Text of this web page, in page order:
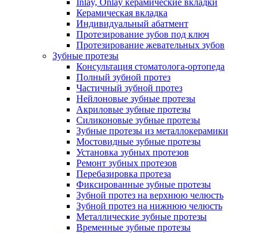
Inlay, Onlay керамические вкладки
Керамическая вкладка
Индивидуальный абатмент
Протезирование зубов под ключ
Протезирование жевательных зубов
Зубные протезы
Консультация стоматолога-ортопеда
Полный зубной протез
Частичный зубной протез
Нейлоновые зубные протезы
Акриловые зубные протезы
Силиконовые зубные протезы
Зубные протезы из металлокерамики
Мостовидные зубные протезы
Установка зубных протезов
Ремонт зубных протезов
Перебазировка протеза
Фиксированные зубные протезы
Зубной протез на верхнюю челюсть
Зубной протез на нижнюю челюсть
Металлические зубные протезы
Временные зубные протезы